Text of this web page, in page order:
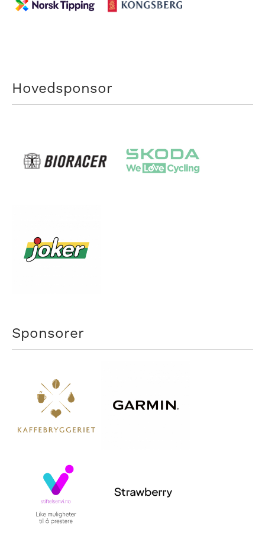
Hovedsponsor
Sponsorer